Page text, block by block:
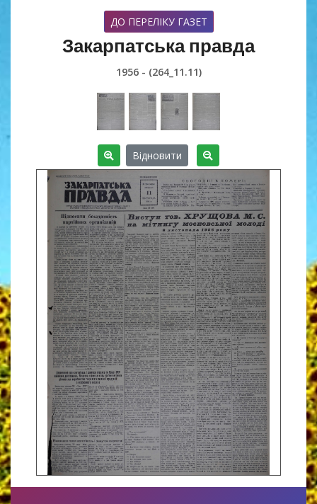
ДО ПЕРЕЛІКУ ГАЗЕТ
Закарпатська правда
1956 - (264_11.11)
Відновити